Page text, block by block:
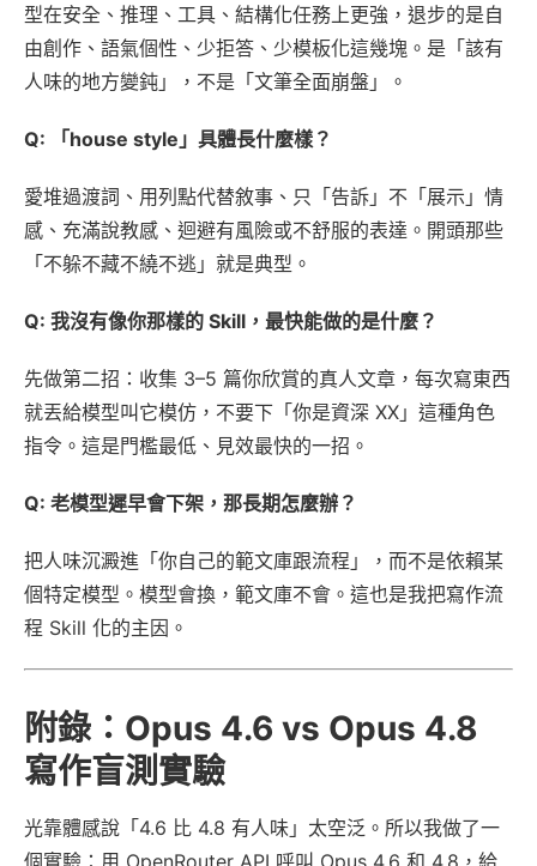
型在安全、推理、工具、結構化任務上更強，退步的是自
由創作、語氣個性、少拒答、少模板化這幾塊。是「該有
人味的地方變鈍」，不是「文筆全面崩盤」。
Q: 「house style」具體長什麼樣？
愛堆過渡詞、用列點代替敘事、只「告訴」不「展示」情
感、充滿說教感、迴避有風險或不舒服的表達。開頭那些
「不躲不藏不繞不逃」就是典型。
Q: 我沒有像你那樣的 Skill，最快能做的是什麼？
先做第二招：收集 3–5 篇你欣賞的真人文章，每次寫東西
就丟給模型叫它模仿，不要下「你是資深 XX」這種角色
指令。這是門檻最低、見效最快的一招。
Q: 老模型遲早會下架，那長期怎麼辦？
把人味沉澱進「你自己的範文庫跟流程」，而不是依賴某
個特定模型。模型會換，範文庫不會。這也是我把寫作流
程 Skill 化的主因。
附錄：Opus 4.6 vs Opus 4.8
寫作盲測實驗
光靠體感說「4.6 比 4.8 有人味」太空泛。所以我做了一
個實驗：用 OpenRouter API 呼叫 Opus 4.6 和 4.8，給